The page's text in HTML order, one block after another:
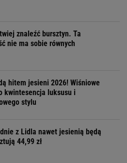
znaleźć bursztyn. Ta
nie ma sobie równych
hitem jesieni 2026! Wiśniowe
kwintesencja luksusu i
stylu
z Lidla nawet jesienią będą
44,99 zł